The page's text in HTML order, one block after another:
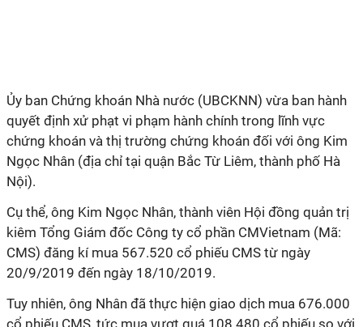
Ủy ban Chứng khoán Nhà nước (UBCKNN) vừa ban hành
quyết định xử phạt vi phạm hành chính trong lĩnh vực
chứng khoán và thị trường chứng khoán đối với ông Kim
Ngọc Nhân (địa chỉ tại quận Bắc Từ Liêm, thành phố Hà
Nội).
Cụ thể, ông Kim Ngọc Nhân, thành viên Hội đồng quản trị
kiêm Tổng Giám đốc Công ty cổ phần CMVietnam (Mã:
CMS) đăng kí mua 567.520 cổ phiếu CMS từ ngày
20/9/2019 đến ngày 18/10/2019.
Tuy nhiên, ông Nhân đã thực hiện giao dịch mua 676.000
cổ phiếu CMS, tức mua vượt quá 108.480 cổ phiếu so với